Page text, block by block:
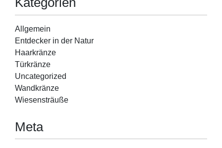
Allgemein
Entdecker in der Natur
Haarkränze
Türkränze
Uncategorized
Wandkränze
Wiesensträuße
Meta